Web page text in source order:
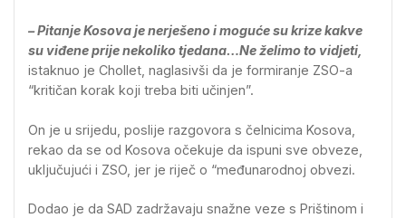
– Pitanje Kosova je nerješeno i moguće su krize kakve
su viđene prije nekoliko tjedana…Ne želimo to vidjeti,
istaknuo je Chollet, naglasivši da je formiranje ZSO-a
“kritičan korak koji treba biti učinjen”.
On je u srijedu, poslije razgovora s čelnicima Kosova,
rekao da se od Kosova očekuje da ispuni sve obveze,
uključujući i ZSO, jer je riječ o “međunarodnoj obvezi.
Dodao je da SAD zadržavaju snažne veze s Prištinom i